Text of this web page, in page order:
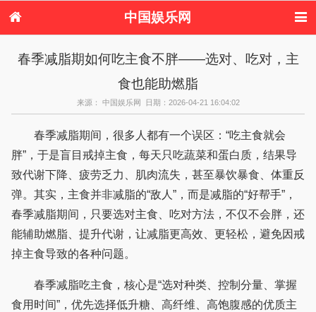
中国娱乐网
服饰
塑身 情感
健康
新娘 家庭
约会 品牌
春季减脂期如何吃主食不胖——选对、吃对，主
食也能助燃脂
来源： 中国娱乐网 日期：2026-04-21 16:04:02
春季减脂期间，很多人都有一个误区：“吃主食就会
胖”，于是盲目戒掉主食，每天只吃蔬菜和蛋白质，结果导
致代谢下降、疲劳乏力、肌肉流失，甚至暴饮暴食、体重反
弹。其实，主食并非减脂的“敌人”，而是减脂的“好帮手”，
春季减脂期间，只要选对主食、吃对方法，不仅不会胖，还
能辅助燃脂、提升代谢，让减脂更高效、更轻松，避免因戒
掉主食导致的各种问题。
春季减脂吃主食，核心是“选对种类、控制分量、掌握
食用时间”，优先选择低升糖、高纤维、高饱腹感的优质主